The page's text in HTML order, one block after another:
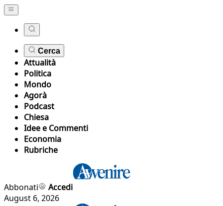
Cerca
Attualità
Politica
Mondo
Agorà
Podcast
Chiesa
Idee e Commenti
Economia
Rubriche
Abbonati
Accedi
August 6, 2026